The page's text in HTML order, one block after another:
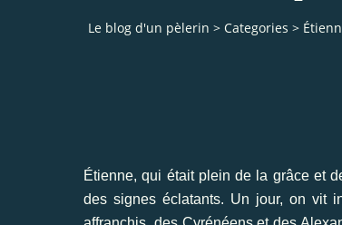
Le blog d'un pèlerin > Categories >
Étienne, qui était plein de la grâce et
des signes éclatants. Un jour, on vit